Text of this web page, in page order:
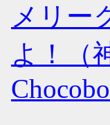
メリー
よ！（